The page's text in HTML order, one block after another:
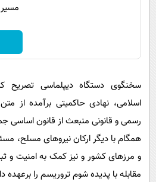
سخنگوی دستگاه دیپلماسی تصریح
اسلامی، نهادی حاکمیتی برآمده از
رسمی و قانونی منبعث از قانون اساسی
همگام با دیگر ارکان نیروهای مسلح،
و مرزهای کشور و نیز کمک به امنیت و
مقابله با پدیده شوم تروریسم را برعهده